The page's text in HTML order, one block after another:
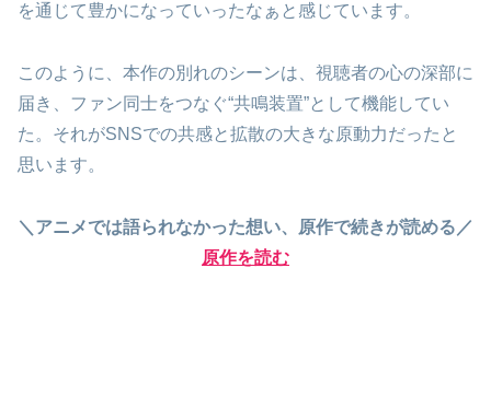
を通じて豊かになっていったなぁと感じています。
このように、本作の別れのシーンは、視聴者の心の深部に
届き、ファン同士をつなぐ“共鳴装置”として機能してい
た。それがSNSでの共感と拡散の大きな原動力だったと
思います。
＼アニメでは語られなかった想い、原作で続きが読める／
原作を読む